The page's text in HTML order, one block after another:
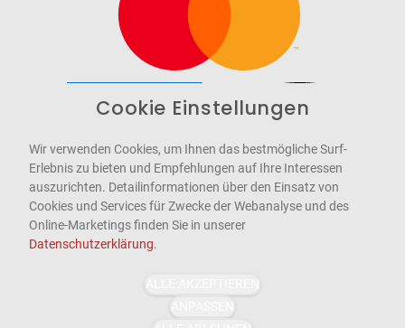
WCAG-2.1-AA
Cookie Einstellungen
Wir verwenden Cookies, um Ihnen das bestmögliche Surf-
Erlebnis zu bieten und Empfehlungen auf Ihre Interessen
auszurichten. Detailinformationen über den Einsatz von
Cookies und Services für Zwecke der Webanalyse und des
Online-Marketings finden Sie in unserer
Datenschutzerklärung.
ALLE AKZEPTIEREN
ANPASSEN